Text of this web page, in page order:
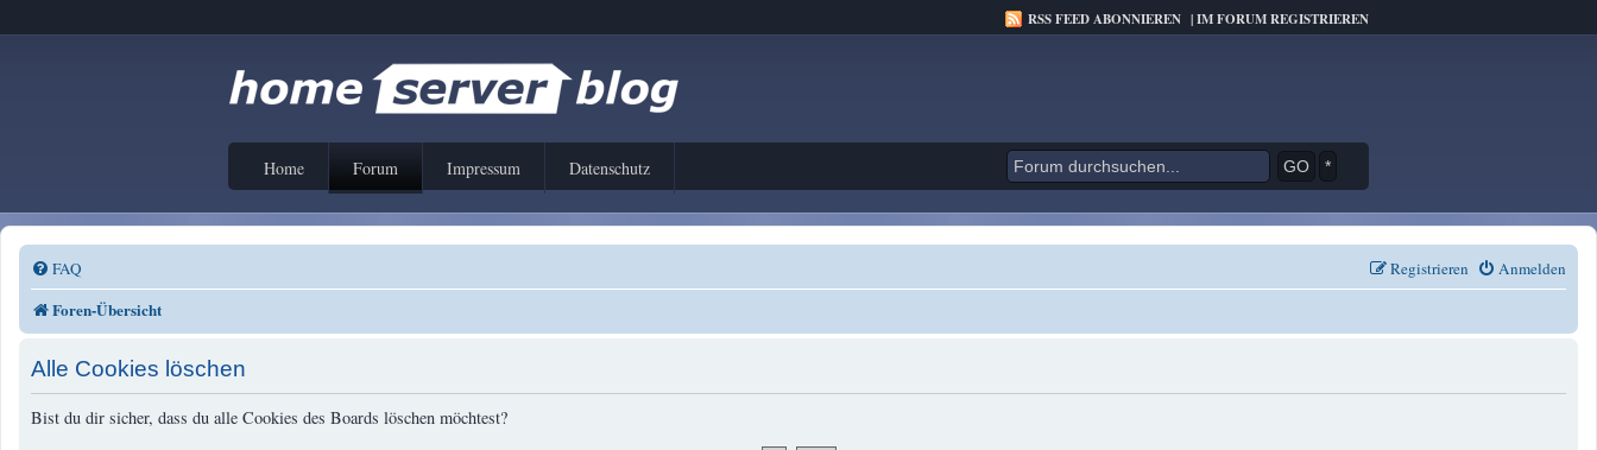
RSS FEED ABONNIEREN |IM FORUM REGISTRIEREN
Home Forum Impressum Datenschutz *
FAQ Anmelden
Registrieren
Foren-Übersicht
Alle Cookies löschen
Bist du dir sicher, dass du alle Cookies des Boards löschen möchtest?